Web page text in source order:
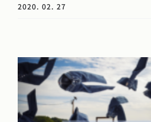
2020. 02. 27